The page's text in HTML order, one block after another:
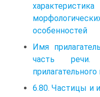
особенностей
Имя
часть
6.80. Частицы и